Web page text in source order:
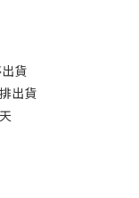
貨
出貨